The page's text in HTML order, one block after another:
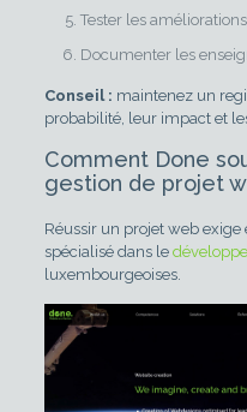
Tester les améliorations
Documenter les
Conseil : maintenez un
probabilité, leur impact et
Comment Done
gestion de projet
Réussir un projet web exige
spécialisé dans le
luxembourgeoises.